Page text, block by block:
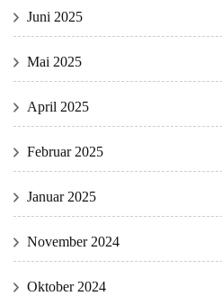
Juni 2025
Mai 2025
April 2025
Februar 2025
Januar 2025
November 2024
Oktober 2024